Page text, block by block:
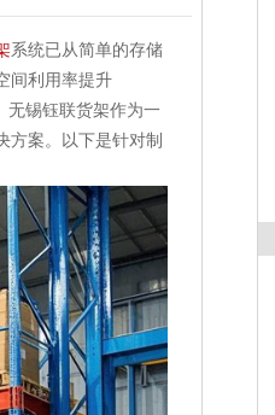
系统已从简单的存储
间利用率提升
无锡钰联货架作为一
方案。以下是针对制